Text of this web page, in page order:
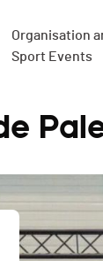
Organisation
Sport Events